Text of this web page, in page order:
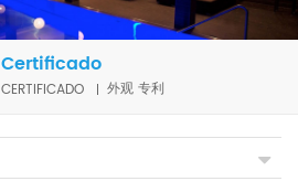
Certificado
CERTIFICADO 外观 专利